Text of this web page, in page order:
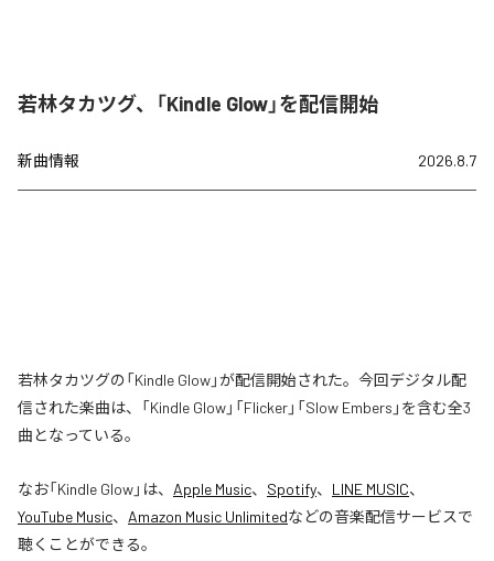
若林タカツグ、「Kindle Glow」を配信開始
新曲情報 2026.8.7
若林タカツグの「Kindle Glow」が配信開始された。今回デジタル配
信された楽曲は、「Kindle Glow」「Flicker」「Slow Embers」を含む全3
曲となっている。
なお「Kindle Glow」は、 Apple Music、 Spotify、 LINE MUSIC、
YouTube Music、 Amazon Music Unlimitedなどの音楽配信サービスで
聴くことができる。